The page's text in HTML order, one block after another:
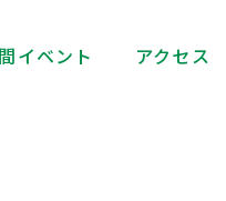
イベント アクセス